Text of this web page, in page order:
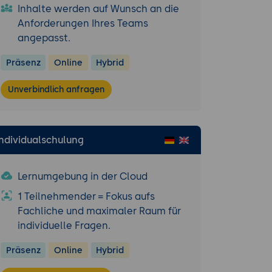
von
des
Modellen
zur
und
Inhalte werden auf Wunsch an die
Anforderungen Ihres Teams
angepasst.
Präsenz Online Hybrid
Unverbindlich anfragen
Lernumgebung in der Cloud
1 Teilnehmender = Fokus aufs
Fachliche und maximaler Raum für
individuelle Fragen.
Präsenz Online Hybrid